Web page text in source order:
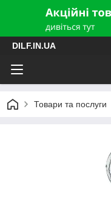
DILF.IN.UA
Товари та послуги